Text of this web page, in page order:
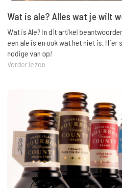
Wat is ale? Alles wat je wilt
Wat is Ale? In dit artikel
een ale is en ook wat het niet is. Hier
nodige van op!
Verder lezen